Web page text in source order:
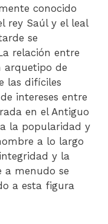
conocido
rey Saúl y el leal
se
relación entre
de
las difíciles
intereses entre
en el Antiguo
la popularidad y
a lo largo
y la
a menudo se
a esta figura